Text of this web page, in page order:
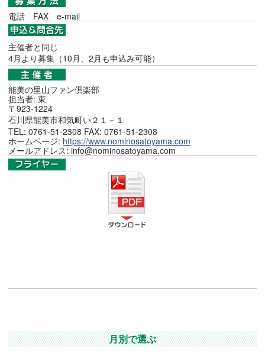
電話 FAX e-mail
主催者と同じ
4月より募集（10月、2月も申込み可能）
能美の里山ファン倶楽部
担当者: 東
〒923-1224
石川県能美市和気町い２１－１
TEL: 0761-51-2308 FAX: 0761-51-2308
ホームページ: https://www.nominosatoyama.com
メールアドレス: info@nominosatoyama.com
月別で選ぶ